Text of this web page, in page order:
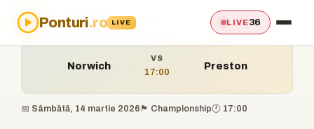
Ponturi.ro LIVE LIVE36
Acasă›Ponturi›Norwich vs Preston
Norwich
VS
17:00
Preston
📅 Sâmbătă, 14 martie 2026 🏴󠁧󠁢󠁥󠁮󠁧󠁿 Championship🕐 17:00